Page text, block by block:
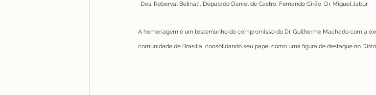
Des. Roberval Belinati, Deputado Daniel de Castro, Fernando Girão, Dr. Miguel Jabur
A homenagem é um testemunho do compromisso do Dr. Guilherme Machado com a
comunidade de Brasília, consolidando seu papel como uma figura de destaque no